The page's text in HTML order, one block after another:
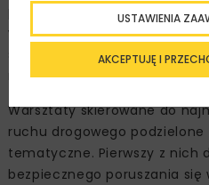
przestrzeni miejskiej.
wiele atrakcji, dzięki którym
swoją wiedzę, a także
na drodze i w jej najbliższym
Warsztaty skierowane do
ruchu drogowego podzielone
tematyczne. Pierwszy z nich
bezpiecznego poruszania się
AKCEPTUJĘ I
USTAWIENIA